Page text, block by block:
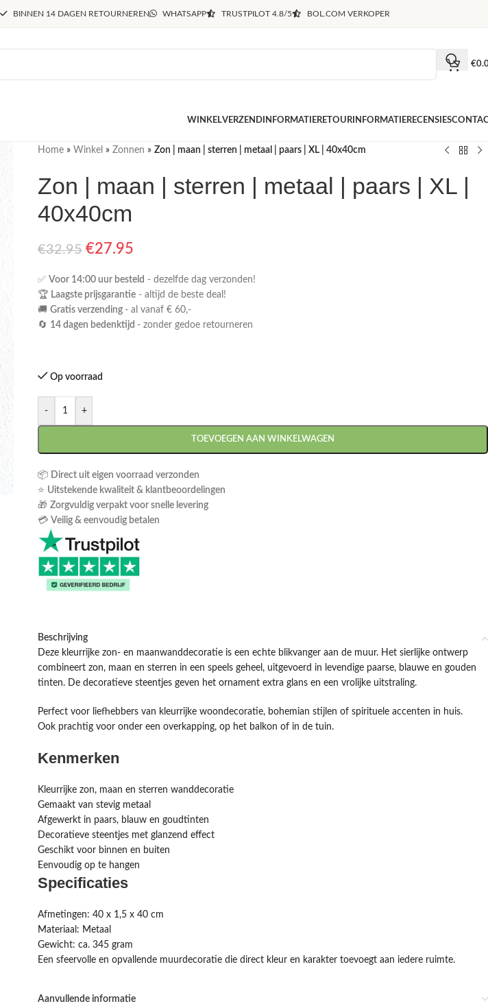
BINNEN 14 DAGEN RETOURNEREN WHATSAPP TRUSTPILOT 4.8/5 BOL.COM VERKOPER
€
WINKELVERZENDINFORMATIERETOURINFORMATIERECENSIES
Home » Winkel » Zonnen » Zon | maan | sterren | metaal | paars | XL | 40x40cm
Zon | maan | sterren | metaal | paars | XL |
40x40cm
€32.95 €27.95
✅ Voor 14:00 uur besteld - dezelfde dag verzonden!
🏆 Laagste prijsgarantie - altijd de beste deal!
🚚 Gratis verzending - al vanaf € 60,-
🔄 14 dagen bedenktijd - zonder gedoe retourneren
Op voorraad
- +
TOEVOEGEN AAN WINKELWAGEN
📦 Direct uit eigen voorraad verzonden
⭐ Uitstekende kwaliteit & klantbeoordelingen
🎁 Zorgvuldig verpakt voor snelle levering
💳 Veilig & eenvoudig betalen
Beschrijving
Deze kleurrijke zon- en maanwanddecoratie is een echte blikvanger aan de muur. Het sierlijke ontwerp
combineert zon, maan en sterren in een speels geheel, uitgevoerd in levendige paarse, blauwe en gouden
tinten. De decoratieve steentjes geven het ornament extra glans en een vrolijke uitstraling.
Perfect voor liefhebbers van kleurrijke woondecoratie, bohemian stijlen of spirituele accenten in huis.
Ook prachtig voor onder een overkapping, op het balkon of in de tuin.
Kenmerken
Kleurrijke zon, maan en sterren wanddecoratie
Gemaakt van stevig metaal
Afgewerkt in paars, blauw en goudtinten
Decoratieve steentjes met glanzend effect
Geschikt voor binnen en buiten
Eenvoudig op te hangen
Specificaties
Afmetingen: 40 x 1,5 x 40 cm
Materiaal: Metaal
Gewicht: ca. 345 gram
Een sfeervolle en opvallende muurdecoratie die direct kleur en karakter toevoegt aan iedere ruimte.
Aanvullende informatie